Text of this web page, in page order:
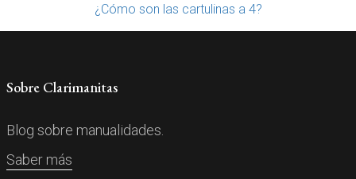
¿Cómo son las cartulinas a 4?
Sobre Clarimanitas
Blog sobre manualidades.
Saber más